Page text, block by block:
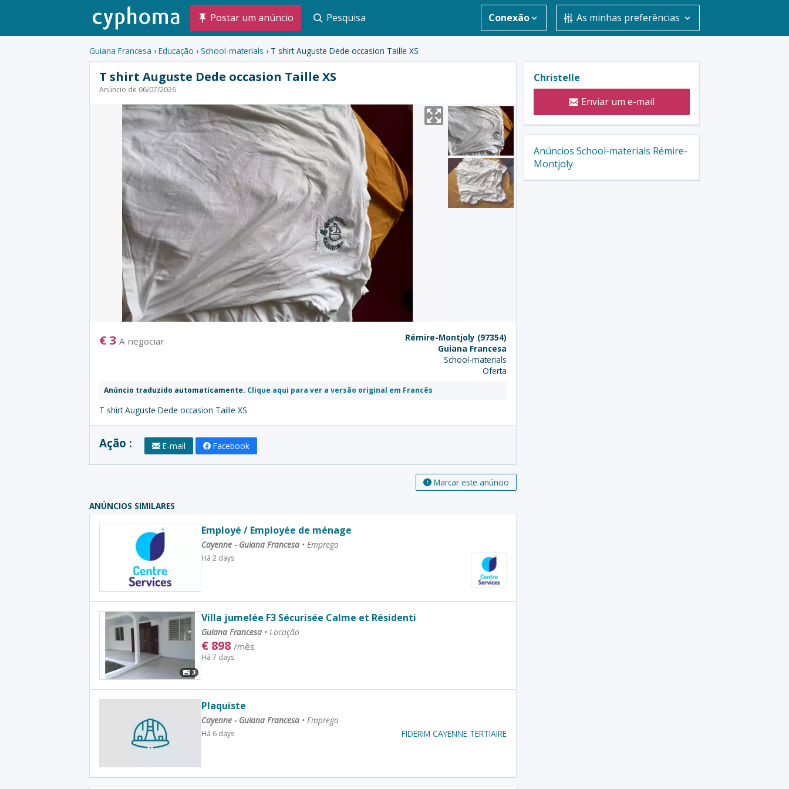
Postar um anúncio Pesquisa Conexão As minhas preferências
Guiana Francesa › Educação › School-materials › T shirt Auguste Dede occasion Taille XS
T shirt Auguste Dede occasion Taille XS
Anúncio de 06/07/2026
€ 3 A negociar
Rémire-Montjoly (97354)
Guiana Francesa
School-materials
Oferta
Anúncio traduzido automaticamente. Clique aqui para ver a versão original em Francês
T shirt Auguste Dede occasion Taille XS
Ação : E-mail Facebook
Marcar este anúncio
ANÚNCIOS SIMILARES
Employé / Employée de ménage
Cayenne - Guiana Francesa • Emprego
Há 2 days
3
Villa jumelée F3 Sécurisée Calme et Résidenti
Guiana Francesa • Locação
€ 898 /mês
Há 7 days
Plaquiste
Cayenne - Guiana Francesa • Emprego
Há 6 days FIDERIM CAYENNE TERTIAIRE
Contatar
o
anunciante
:
Christelle
Enviar um e-mail
Anúncios School-materials Rémire-
Montjoly